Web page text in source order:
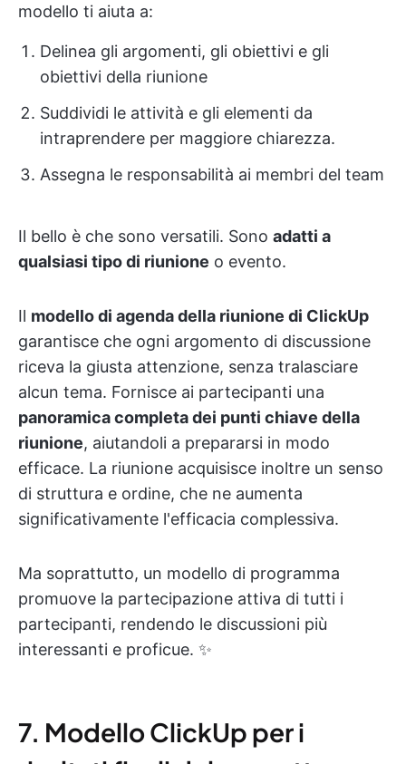
modello ti aiuta a:
Delinea gli argomenti, gli obiettivi e gli
obiettivi della riunione
Suddividi le attività e gli elementi da
intraprendere per maggiore chiarezza.
Assegna le responsabilità ai membri del team
Il bello è che sono versatili. Sono adatti a
qualsiasi tipo di riunione o evento.
Il modello di agenda della riunione di ClickUp
garantisce che ogni argomento di discussione
riceva la giusta attenzione, senza tralasciare
alcun tema. Fornisce ai partecipanti una
panoramica completa dei punti chiave della
riunione, aiutandoli a prepararsi in modo
efficace. La riunione acquisisce inoltre un senso
di struttura e ordine, che ne aumenta
significativamente l'efficacia complessiva.
Ma soprattutto, un modello di programma
promuove la partecipazione attiva di tutti i
partecipanti, rendendo le discussioni più
interessanti e proficue. ✨
7. Modello ClickUp per i